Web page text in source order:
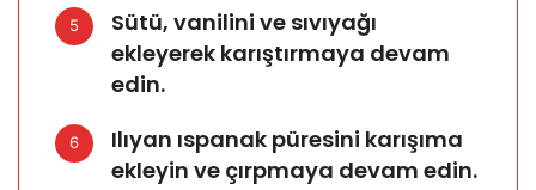
5
Sütü, vanilini ve sıvıyağı
ekleyerek karıştırmaya devam
edin.
6
Ilıyan ıspanak püresini karışıma
ekleyin ve çırpmaya devam edin.